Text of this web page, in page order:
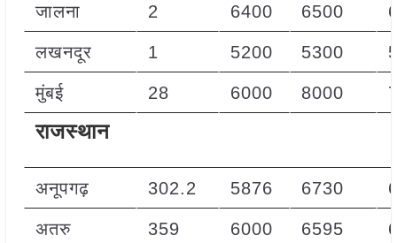
जालना 2 6400 6500
लखनदूर 1 5200 5300
मुंबई 28 6000 8000
राजस्थान
अनूपगढ़ 302.2 5876 6730
अतरु 359 6000 6595